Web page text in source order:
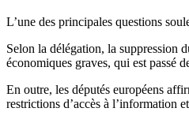
L’une des principales questions
Selon la délégation, la suppression
économiques graves, qui est passé
En outre, les députés européens
restrictions d’accès à l’information